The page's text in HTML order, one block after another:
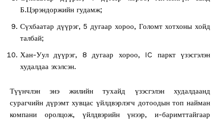
Б.Цэрэндоржийн гудамж;
Сүхбаатар дүүрэг, 5 дугаар хороо, Голомт хотхоны хойд
талбай;
Хан-Уул дүүрэг, 8 дугаар хороо, IC паркт үзэсгэлэн
худалдаа эхэлсэн.
Түүнчлэн энэ жилийн тухайд үзэсгэлэн худалдаанд
сурагчийн дүрэмт хувцас үйлдвэрлэгч дотоодын топ найман
компани оролцож, үйлдвэрийн үнээр, и-баримттайгаар